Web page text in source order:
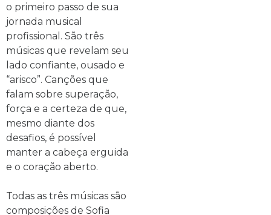
o primeiro passo de sua
jornada musical
profissional. São três
músicas que revelam seu
lado confiante, ousado e
“arisco”. Canções que
falam sobre superação,
força e a certeza de que,
mesmo diante dos
desafios, é possível
manter a cabeça erguida
e o coração aberto.
Todas as três músicas são
composições de Sofia